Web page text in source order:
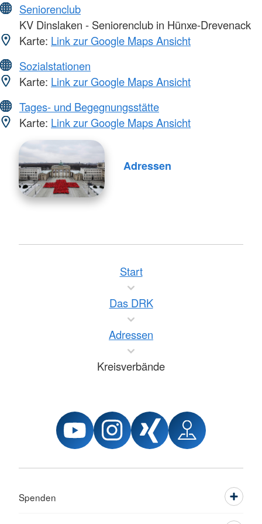
Seniorenclub
KV Dinslaken - Seniorenclub in Hünxe-Drevenack
Karte: Link zur Google Maps Ansicht
Sozialstationen
Karte: Link zur Google Maps Ansicht
Tages- und Begegnungsstätte
Karte: Link zur Google Maps Ansicht
Adressen
Start
Das DRK
Adressen
Kreisverbände
Spenden